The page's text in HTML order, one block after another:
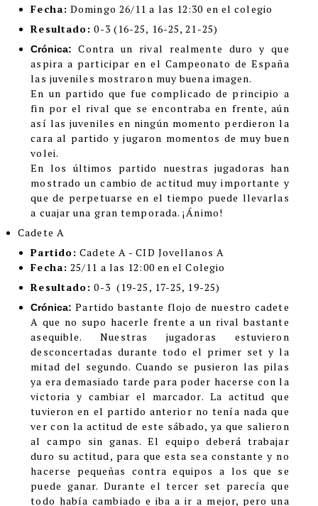
Fecha: Domingo 26/11 a las 12:30 en el colegio
Resultado: 0-3 (16-25, 16-25, 21-25)
Crónica:
Contra un rival realmente duro y que
aspira a participar en el Campeonato de España
las juveniles mostraron muy buena imagen.
En un partido que fue complicado de principio a
fin por el rival que se encontraba en frente, aún
así las juveniles en ningún momento perdieron la
cara al partido y jugaron momentos de muy buen
volei.
En los últimos partido nuestras jugadoras han
mostrado un cambio de actitud muy importante y
que de perpetuarse en el tiempo puede llevarlas
a cuajar una gran temporada. ¡Ánimo!
Cadete A
Partido: Cadete A - CID Jovellanos A
Fecha: 25/11 a las 12:00 en el Colegio
Resultado: 0-3 (19-25, 17-25, 19-25)
Crónica: Partido bastante flojo de nuestro cadete
A que no supo hacerle frente a un rival bastante
asequible. Nuestras jugadoras estuvieron
desconcertadas durante todo el primer set y la
mitad del segundo. Cuando se pusieron las pilas
ya era demasiado tarde para poder hacerse con la
victoria y cambiar el marcador. La actitud que
tuvieron en el partido anterior no tenía nada que
ver con la actitud de este sábado, ya que salieron
al campo sin ganas. El equipo deberá trabajar
duro su actitud, para que esta sea constante y no
hacerse pequeñas contra equipos a los que se
puede ganar. Durante el tercer set parecía que
todo había cambiado e iba a ir a mejor, pero una